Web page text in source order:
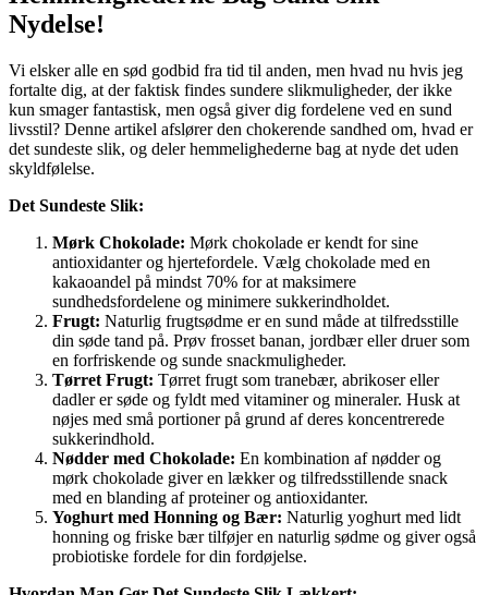
Nydelse!
Vi elsker alle en sød godbid fra tid til anden, men hvad nu hvis jeg
fortalte dig, at der faktisk findes sundere slikmuligheder, der ikke
kun smager fantastisk, men også giver dig fordelene ved en sund
livsstil? Denne artikel afslører den chokerende sandhed om, hvad er
det sundeste slik, og deler hemmelighederne bag at nyde det uden
skyldfølelse.
Det Sundeste Slik:
Mørk Chokolade: Mørk chokolade er kendt for sine
antioxidanter og hjertefordele. Vælg chokolade med en
kakaoandel på mindst 70% for at maksimere
sundhedsfordelene og minimere sukkerindholdet.
Frugt: Naturlig frugtsødme er en sund måde at tilfredsstille
din søde tand på. Prøv frosset banan, jordbær eller druer som
en forfriskende og sunde snackmuligheder.
Tørret Frugt: Tørret frugt som tranebær, abrikoser eller
dadler er søde og fyldt med vitaminer og mineraler. Husk at
nøjes med små portioner på grund af deres koncentrerede
sukkerindhold.
Nødder med Chokolade: En kombination af nødder og
mørk chokolade giver en lækker og tilfredsstillende snack
med en blanding af proteiner og antioxidanter.
Yoghurt med Honning og Bær: Naturlig yoghurt med lidt
honning og friske bær tilføjer en naturlig sødme og giver også
probiotiske fordele for din fordøjelse.